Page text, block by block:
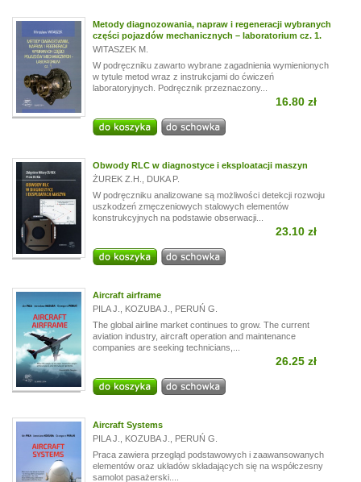
Metody diagnozowania, napraw i regeneracji wybranych
części pojazdów mechanicznych – laboratorium cz. 1.
WITASZEK M.
W podręczniku zawarto wybrane zagadnienia wymienionych
w tytule metod wraz z instrukcjami do ćwiczeń
laboratoryjnych. Podręcznik przeznaczony...
16.80 zł
Obwody RLC w diagnostyce i eksploatacji maszyn
ŻUREK Z.H.
DUKA P.
W podręczniku analizowane są możliwości detekcji rozwoju
uszkodzeń zmęczeniowych stalowych elementów
konstrukcyjnych na podstawie obserwacji...
23.10 zł
Aircraft airframe
PILA J.
KOZUBA J.
PERUŃ G.
The global airline market continues to grow. The current
aviation industry, aircraft operation and maintenance
companies are seeking technicians,...
26.25 zł
Aircraft Systems
PILA J.
KOZUBA J.
PERUŃ G.
Praca zawiera przegląd podstawowych i zaawansowanych
elementów oraz układów składających się na współczesny
samolot pasażerski....